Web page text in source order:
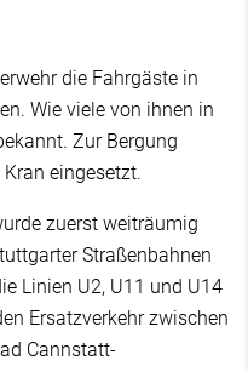
die Fahrgäste in
Wie viele von ihnen in
Zur Bergung
eingesetzt.
zuerst weiträumig
Straßenbahnen
Linien U2, U11 und U14
Ersatzverkehr zwischen
Cannstatt-